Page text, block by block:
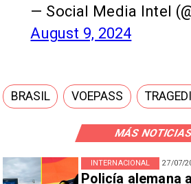
MÁS
27/07/
Policía alemana
INTERNACIONAL
— Social Media Intel
August 9, 2024
BRASIL VOEPASS